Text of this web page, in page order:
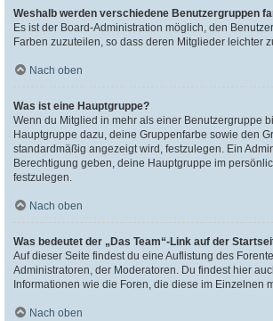
Weshalb werden verschiedene Benutzergruppen
Es ist der Board-Administration möglich, den
Farben zuzuteilen, so dass deren Mitglieder leichter
Nach oben
Was ist eine Hauptgruppe?
Wenn du Mitglied in mehr als einer Benutzergruppe
Hauptgruppe dazu, deine Gruppenfarbe sowie den
standardmäßig angezeigt wird, festzulegen. Ein
Berechtigung geben, deine Hauptgruppe im
festzulegen.
Nach oben
Was bedeutet der „Das Team“-Link auf der
Auf dieser Seite findest du eine Auflistung des
Administratoren, der Moderatoren. Du findest hier
Informationen wie die Foren, die diese im Einzelnen
Nach oben